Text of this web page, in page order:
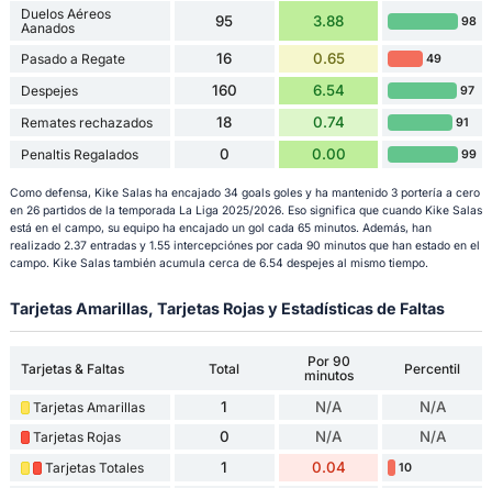
Duelos Aéreos
Aanados
95 3.88 98
Pasado a Regate 16 0.65 49
Despejes 160 6.54 97
Remates rechazados 18 0.74 91
Penaltis Regalados 0 0.00 99
Como defensa, Kike Salas ha encajado 34 goals goles y ha mantenido 3 portería a cero
en 26 partidos de la temporada La Liga 2025/2026. Eso significa que cuando Kike Salas
está en el campo, su equipo ha encajado un gol cada 65 minutos. Además, han
realizado 2.37 entradas y 1.55 intercepciónes por cada 90 minutos que han estado en el
campo. Kike Salas también acumula cerca de 6.54 despejes al mismo tiempo.
Tarjetas Amarillas, Tarjetas Rojas y Estadísticas de Faltas
Tarjetas & Faltas Total
Por 90
minutos
Percentil
Tarjetas Amarillas 1 N/A N/A
Tarjetas Rojas 0 N/A N/A
Tarjetas Totales 1 0.04 10